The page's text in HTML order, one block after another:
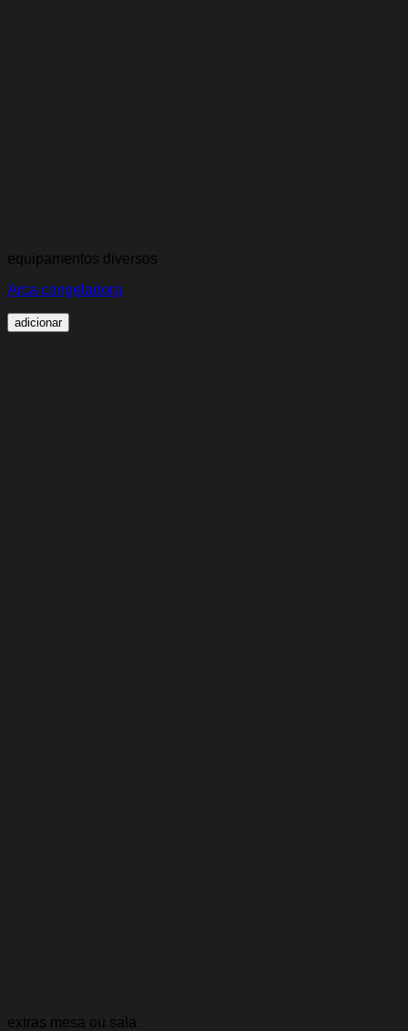
equipamentos diversos
Arca congeladora
adicionar
extras mesa ou sala